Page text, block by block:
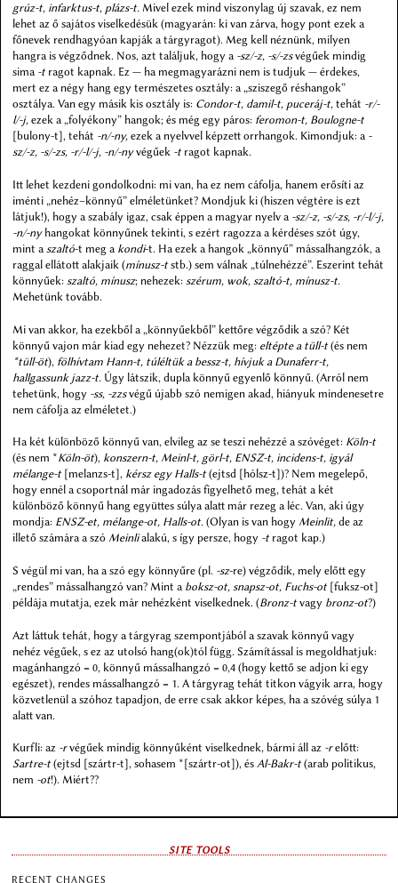
SITE TOOLS
RECENT CHANGES
grúz-t, infarktus-t, plázs-t. Mivel ezek mind viszonylag új szavak, ez nem
lehet az ő sajátos viselkedésük (magyarán: ki van zárva, hogy pont ezek a
főnevek rendhagyóan kapják a tárgyragot). Meg kell néznünk, milyen
hangra is végződnek. Nos, azt találjuk, hogy a -sz/-z, -s/-zsvégűek mindig
sima -tragot kapnak. Ez — ha megmagyarázni nem is tudjuk — érdekes,
mert ez a négy hang egy természetes osztály: a „sziszegő réshangok”
osztálya. Van egy másik kis osztály is: Condor-t, damil-t, puceráj-t, tehát -r/-
l/-j, ezek a „folyékony” hangok; és még egy páros: feromon-t, Boulogne-t
[bulony-t], tehát -n/-ny, ezek a nyelvvel képzett orrhangok. Kimondjuk: a -
sz/-z, -s/-zs, -r/-l/-j, -n/-nyvégűek -tragot kapnak.
Itt lehet kezdeni gondolkodni: mi van, ha ez nem cáfolja, hanem erősíti az
iménti „nehéz–könnyű” elméletünket? Mondjuk ki (hiszen végtére is ezt
látjuk!), hogy a szabály igaz, csak éppen a magyar nyelv a -sz/-z, -s/-zs, -r/-l/-j,
-n/-nyhangokat könnyűnek tekinti, s ezért ragozza a kérdéses szót úgy,
mint a szaltó-t meg a kondi-t. Ha ezek a hangok „könnyű” mássalhangzók, a
raggal ellátott alakjaik (mínusz-tstb.) sem válnak „túlnehézzé”. Eszerint tehát
könnyűek: szaltó, mínusz; nehezek: szérum, wok, szaltó-t, mínusz-t.
Mehetünk tovább.
Mi van akkor, ha ezekből a „könnyűekből” kettőre végződik a szó? Két
könnyű vajon már kiad egy nehezet? Nézzük meg: eltépte a tüll-t(és nem
*tüll-öt), fölhívtam Hann-t, túléltük a bessz-t, hívjuk a Dunaferr-t,
hallgassunk jazz-t. Úgy látszik, dupla könnyű egyenlő könnyű. (Arról nem
tehetünk, hogy -ss, -zzsvégű újabb szó nemigen akad, hiányuk mindenesetre
nem cáfolja az elméletet.)
Ha két különböző könnyű van, elvileg az se teszi nehézzé a szóvéget: Köln-t
(és nem *Köln-öt), konszern-t, Meinl-t, görl-t, ENSZ-t, incidens-t, igyál
mélange-t[melanzs-t], kérsz egy Halls-t(ejtsd [hólsz-t])? Nem megelepő,
hogy ennél a csoportnál már ingadozás figyelhető meg, tehát a két
különböző könnyű hang együttes súlya alatt már rezeg a léc. Van, aki úgy
mondja: ENSZ-et, mélange-ot, Halls-ot. (Olyan is van hogy Meinlit, de az
illető számára a szó Meinlialakú, s így persze, hogy -tragot kap.)
S végül mi van, ha a szó egy könnyűre (pl. -sz-re) végződik, mely előtt egy
„rendes” mássalhangzó van? Mint a boksz-ot, snapsz-ot, Fuchs-ot[fuksz-ot]
példája mutatja, ezek már nehézként viselkednek. (Bronz-tvagy bronz-ot?)
Azt láttuk tehát, hogy a tárgyrag szempontjából a szavak könnyű vagy
nehéz végűek, s ez az utolsó hang(ok)tól függ. Számítással is megoldhatjuk:
magánhangzó = 0, könnyű mássalhangzó = 0,4 (hogy kettő se adjon ki egy
egészet), rendes mássalhangzó = 1. A tárgyrag tehát titkon vágyik arra, hogy
közvetlenül a szóhoz tapadjon, de erre csak akkor képes, ha a szóvég súlya 1
alatt van.
Kurfli: az -rvégűek mindig könnyűként viselkednek, bármi áll az -relőtt:
Sartre-t(ejtsd [szártr-t], sohasem *[szártr-ot]), ésAl-Bakr-t(arab politikus,
nem -ot!). Miért??